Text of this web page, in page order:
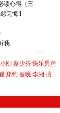
读心得（三
无悔!!
我
刚 蔡少芬 快乐男声
郑钧 春晚 李湘 搞